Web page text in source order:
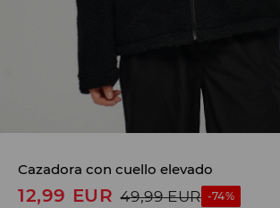
Cazadora con cuello elevado
12,99 EUR 49,99 EUR -74%